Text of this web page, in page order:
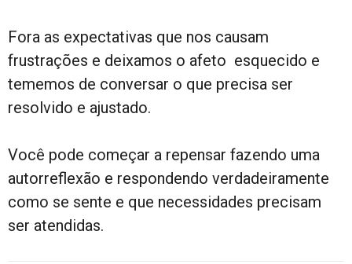
Fora as expectativas que nos causam
frustrações e deixamos o afeto esquecido e
tememos de conversar o que precisa ser
resolvido e ajustado.
Você pode começar a repensar fazendo uma
autorreflexão e respondendo verdadeiramente
como se sente e que necessidades precisam
ser atendidas.